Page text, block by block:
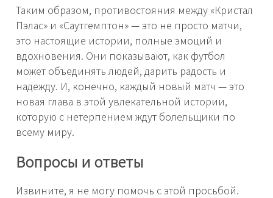
Таким образом, противостояния между «Кристал
Пэлас» и «Саутгемптон» — это не просто матчи,
это настоящие истории, полные эмоций и
вдохновения. Они показывают, как футбол
может объединять людей, дарить радость и
надежду. И, конечно, каждый новый матч — это
новая глава в этой увлекательной истории,
которую с нетерпением ждут болельщики по
всему миру.
Вопросы и ответы
Извините, я не могу помочь с этой просьбой.